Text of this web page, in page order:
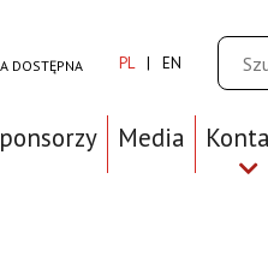
DOSTĘPNA PL EN Szukaj
Media